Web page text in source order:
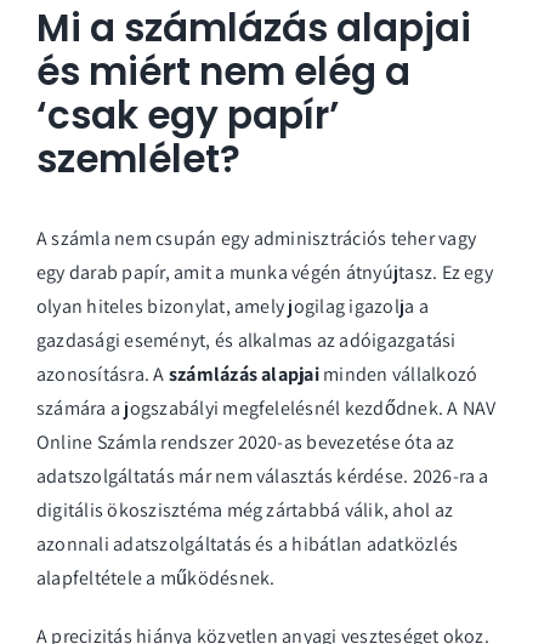
Mi a számlázás alapjai
és miért nem elég a
‘csak egy papír’
szemlélet?
A számla nem csupán egy adminisztrációs teher vagy
egy darab papír, amit a munka végén átnyújtasz. Ez egy
olyan hiteles bizonylat, amely jogilag igazolja a
gazdasági eseményt, és alkalmas az adóigazgatási
azonosításra. Aszámlázás alapjaiminden vállalkozó
számára a jogszabályi megfelelésnél kezdődnek. A NAV
Online Számla rendszer 2020-as bevezetése óta az
adatszolgáltatás már nem választás kérdése. 2026-ra a
digitális ökoszisztéma még zártabbá válik, ahol az
azonnali adatszolgáltatás és a hibátlan adatközlés
alapfeltétele a működésnek.
A precizitás hiánya közvetlen anyagi veszteséget okoz.